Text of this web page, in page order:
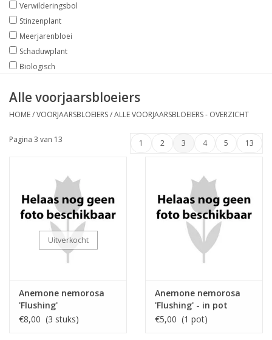
Verwilderingsbol
Stinzenplant
Meerjarenbloei
Schaduwplant
Biologisch
Alle voorjaarsbloeiers
HOME/VOORJAARSBLOEIERS/ALLE VOORJAARSBLOEIERS - OVERZICHT
Pagina 3 van 13 1 2 3 4 5 13
Uitverkocht
Anemone nemorosa
'Flushing'
€8,00 (3 stuks)
Anemone nemorosa
'Flushing' - in pot
€5,00 (1 pot)